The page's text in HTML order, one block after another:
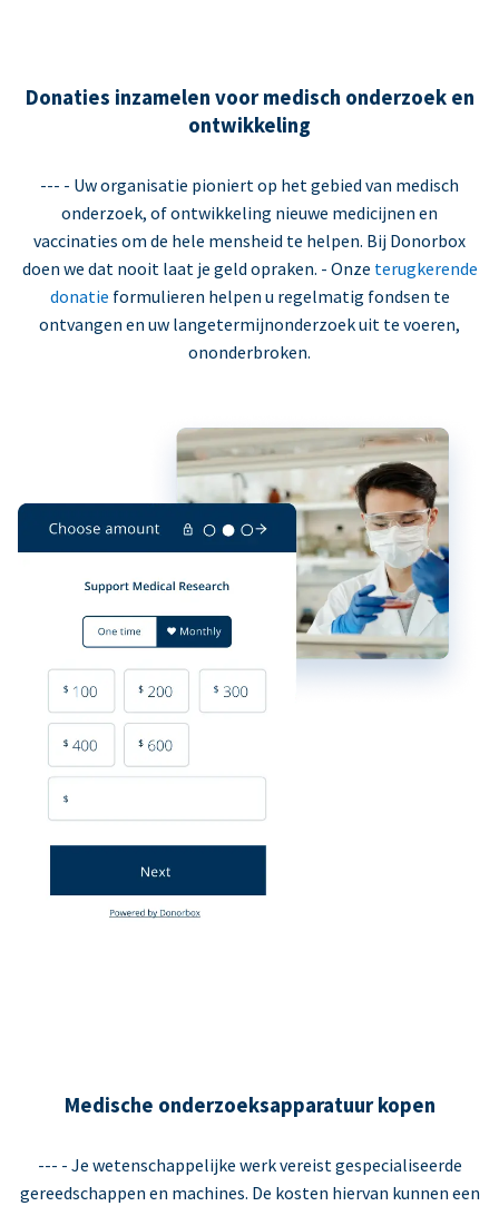
Donaties inzamelen voor medisch onderzoek en
ontwikkeling
--- - Uw organisatie pioniert op het gebied van medisch
onderzoek, of ontwikkeling nieuwe medicijnen en
vaccinaties om de hele mensheid te helpen. Bij Donorbox
doen we dat nooit laat je geld opraken. - Onze terugkerende
donatie formulieren helpen u regelmatig fondsen te
ontvangen en uw langetermijnonderzoek uit te voeren,
ononderbroken.
Medische onderzoeksapparatuur kopen
--- - Je wetenschappelijke werk vereist gespecialiseerde
gereedschappen en machines. De kosten hiervan kunnen een